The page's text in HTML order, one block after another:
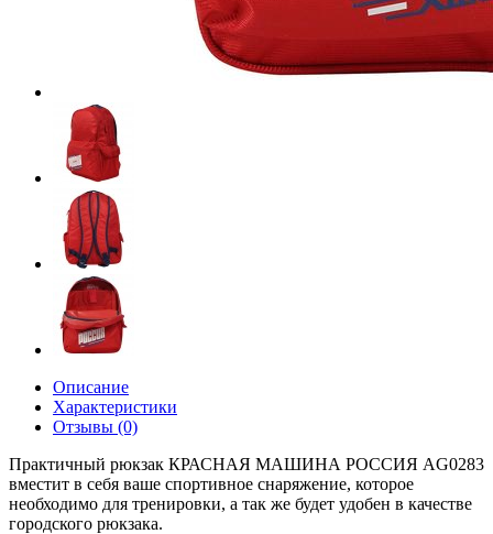
Описание
Характеристики
Отзывы (0)
Практичный рюкзак КРАСНАЯ МАШИНА РОССИЯ AG0283
вместит в себя ваше спортивное снаряжение, которое
необходимо для тренировки, а так же будет удобен в качестве
городского рюкзака.